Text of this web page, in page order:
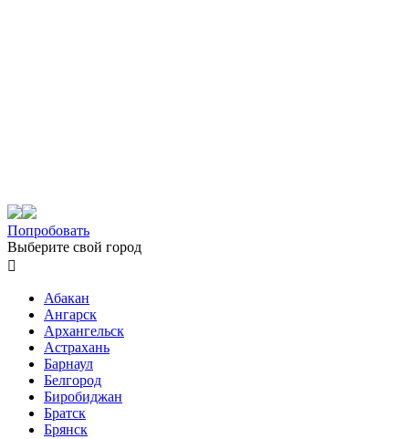
Попробовать
Выберите свой город

Абакан
Ангарск
Архангельск
Астрахань
Барнаул
Белгород
Биробиджан
Братск
Брянск